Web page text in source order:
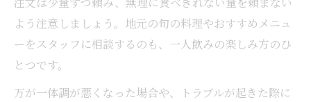
よう注意しましょう。地元の旬の料理やおすすめメニュ
ーをスタッフに相談するのも、一人飲みの楽しみ方のひ
とつです。
万が一体調が悪くなった場合や、トラブルが起きた際に